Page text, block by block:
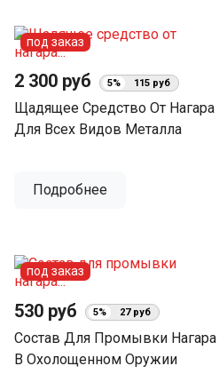
2 300 руб 5% 115 руб
Щадящее Средство От Нагара
Для Всех Видов Металла
Подробнее
под заказ
530 руб 5% 27 руб
Состав Для Промывки Нагара
В Охолощенном Оружии
под заказ